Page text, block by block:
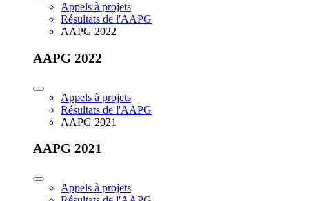
Appels à projets
Résultats de l'AAPG
AAPG 2022
AAPG 2022
Appels à projets
Résultats de l'AAPG
AAPG 2021
AAPG 2021
Appels à projets